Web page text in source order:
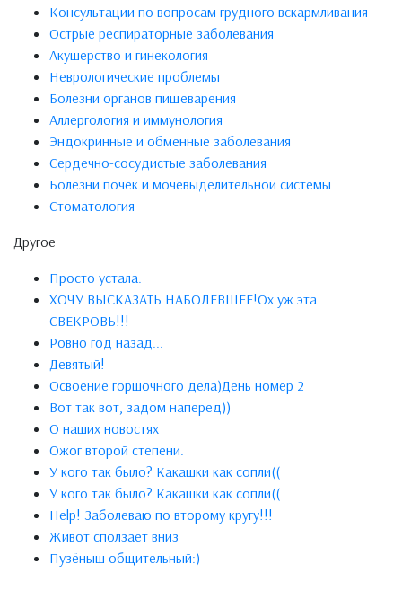
Консультации по вопросам грудного вскармливания
Острые респираторные заболевания
Акушерство и гинекология
Неврологические проблемы
Болезни органов пищеварения
Аллергология и иммунология
Эндокринные и обменные заболевания
Сердечно-сосудистые заболевания
Болезни почек и мочевыделительной системы
Стоматология
Другое
Просто устала.
ХОЧУ ВЫСКАЗАТЬ НАБОЛЕВШЕЕ!Ох уж эта
СВЕКРОВЬ!!!
Ровно год назад...
Девятый!
Освоение горшочного дела)День номер 2
Вот так вот, задом наперед))
О наших новостях
Ожог второй степени.
У кого так было? Какашки как сопли((
У кого так было? Какашки как сопли((
Help! Заболеваю по второму кругу!!!
Живот сползает вниз
Пузёныш общительный:)